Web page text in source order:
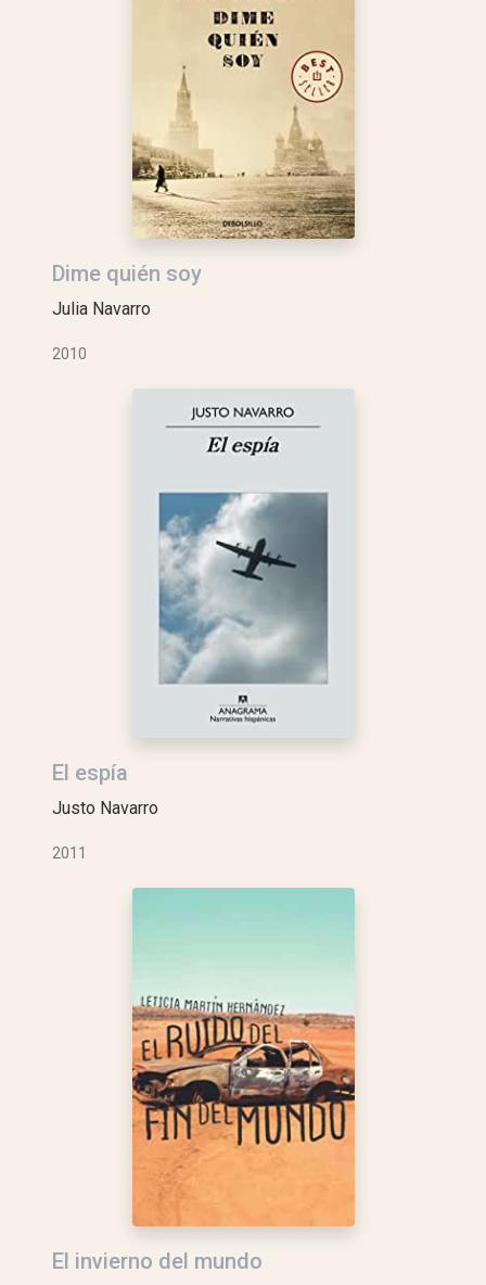
Dime quién soy
Julia Navarro
2010
El espía
Justo Navarro
2011
El invierno del mundo